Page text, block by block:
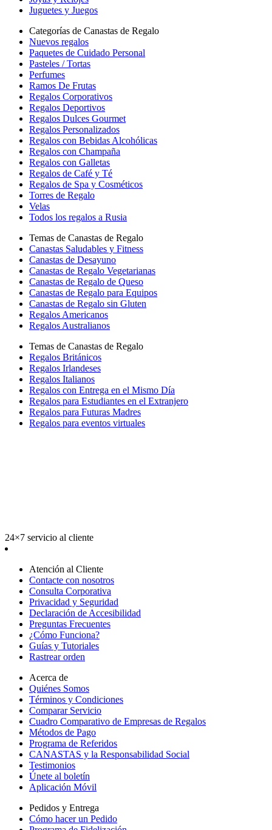
Juguetes y Juegos
Categorías de Canastas de Regalo
Nuevos regalos
Paquetes de Cuidado Personal
Pasteles / Tortas
Perfumes
Ramos De Frutas
Regalos Corporativos
Regalos Deportivos
Regalos Dulces Gourmet
Regalos Personalizados
Regalos con Bebidas Alcohólicas
Regalos con Champaña
Regalos con Galletas
Regalos de Café y Té
Regalos de Spa y Cosméticos
Torres de Regalo
Velas
Todos los regalos a Rusia
Temas de Canastas de Regalo
Canastas Saludables y Fitness
Canastas de Desayuno
Canastas de Regalo Vegetarianas
Canastas de Regalo de Queso
Canastas de Regalo para Equipos
Canastas de Regalo sin Gluten
Regalos Americanos
Regalos Australianos
Temas de Canastas de Regalo
Regalos Británicos
Regalos Irlandeses
Regalos Italianos
Regalos con Entrega en el Mismo Día
Regalos para Estudiantes en el Extranjero
Regalos para Futuras Madres
Regalos para eventos virtuales
24×7 servicio al cliente
Atención al Cliente
Contacte con nosotros
Consulta Corporativa
Privacidad y Seguridad
Declaración de Accesibilidad
Preguntas Frecuentes
¿Cómo Funciona?
Guías y Tutoriales
Rastrear orden
Acerca de
Quiénes Somos
Términos y Condiciones
Comparar Servicio
Cuadro Comparativo de Empresas de Regalos
Métodos de Pago
Programa de Referidos
CANASTAS y la Responsabilidad Social
Testimonios
Únete al boletín
Aplicación Móvil
Pedidos y Entrega
Cómo hacer un Pedido